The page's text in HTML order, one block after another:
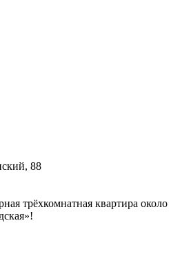
88
трёхкомнатная квартира около